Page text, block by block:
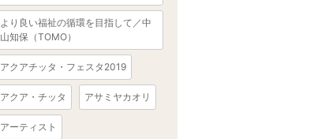
より良い福祉の循環を目指して／中
山知保（TOMO）
アクアチッタ・フェスタ2019
アクア・チッタ アサミヤカオリ
アーティスト